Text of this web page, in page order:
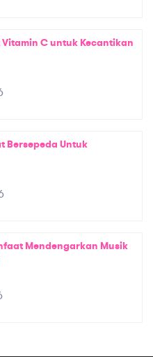
C untuk Kecantikan
Bersepeda Untuk
Mendengarkan Musik